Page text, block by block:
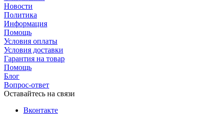
Новости
Политика
Информация
Помощь
Условия оплаты
Условия доставки
Гарантия на товар
Помощь
Блог
Вопрос-ответ
Оставайтесь на связи
Вконтакте